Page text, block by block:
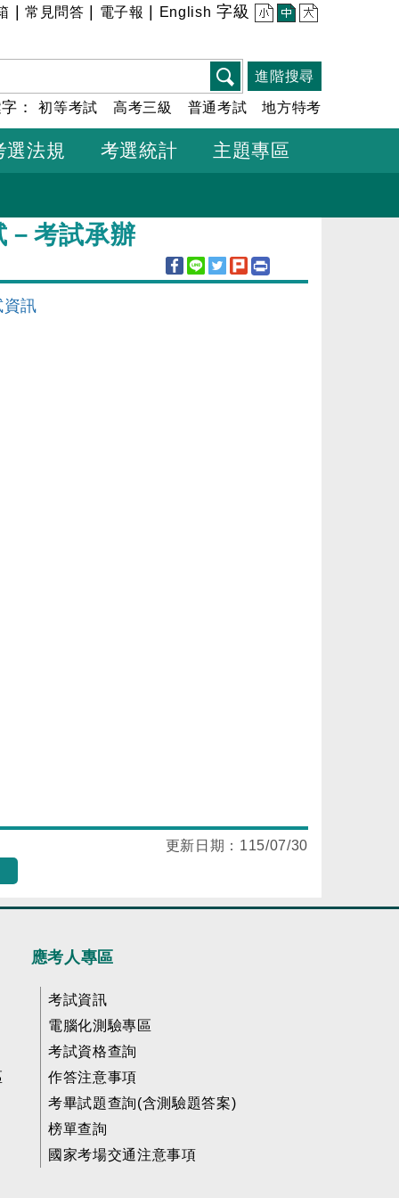
常見問答 電子報 English 字級 小 中 大
進階搜尋
字：初等考試 高考三級 普通考試 地方特考
選法規 考選統計 主題專區
考試承辦
訊
更新日期： 115/07/30
應考人專區
考試資訊
電腦化測驗專區
考試資格查詢
作答注意事項
考畢試題查詢(含測驗題答案)
榜單查詢
國家考場交通注意事項